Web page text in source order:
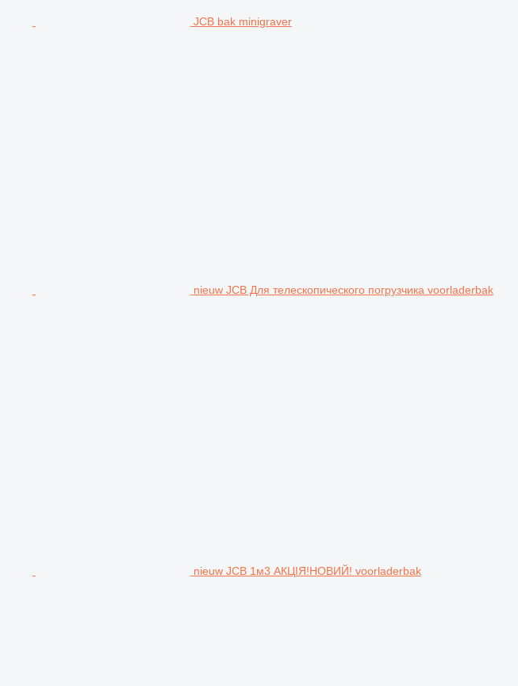
JCB bak minigraver
nieuw JCB Для телескопического погрузчика voorladerbak
nieuw JCB 1м3 АКЦІЯ!НОВИЙ! voorladerbak